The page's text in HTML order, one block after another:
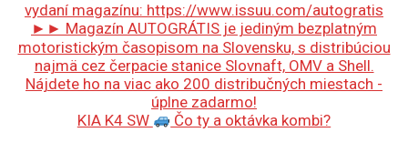
KIA K4 SW Čo ty a oktávka kombi?